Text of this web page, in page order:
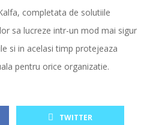
completata de solutiile
sa lucreze intr-un mod mai sigur
si in acelasi timp protejeaza
pentru orice organizatie.
TWITTER